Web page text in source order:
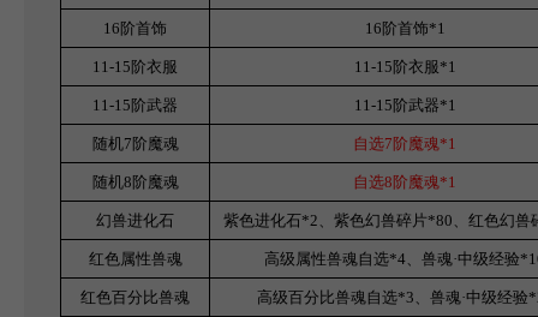
16 阶首饰 16 阶首饰*1
11-15 阶衣服 11-15 阶衣服*1
11-15 阶武器 11-15 阶武器*1
随机7阶魔魂 自选7阶魔魂*1
随机8阶魔魂 自选8阶魔魂*1
幻兽进化石 紫色进化石*2、紫色幻兽碎片*80、红色幻兽
红色属性兽魂 高级属性兽魂自选*4、兽魂·中级经验
红色百分比兽魂 高级百分比兽魂自选*3、兽魂·中级经验